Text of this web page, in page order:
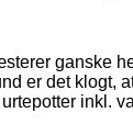
ganske
er det klogt,
inkl.